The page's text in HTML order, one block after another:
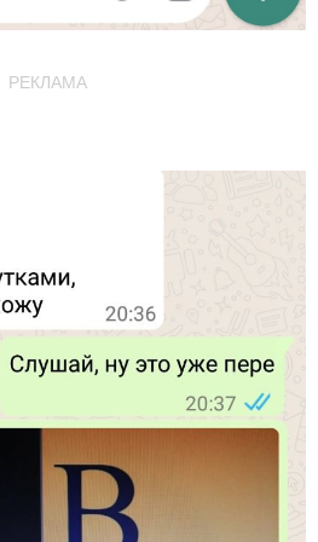
РЕКЛАМА